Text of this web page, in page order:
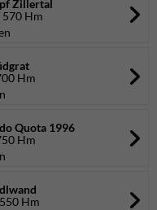
Zillertal
570 Hm
Hm
Quota 1996
Hm
Hm